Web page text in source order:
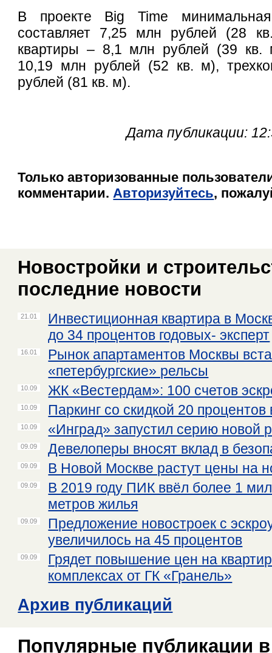
В проекте Big Time
составляет 7,25 млн рублей (28
квартиры – 8,1 млн рублей (39 кв.
10,19 млн рублей (52 кв. м),
рублей (81 кв. м).
Дата публикации:
Только авторизованные
комментарии. Авторизуйтесь,
Новостройки и
последние новости
21.01
Инвестиционная квартира в
до 34 процентов годовых- эксперт
16.01
Рынок апартаментов Москвы
«петербургские» рельсы
10.09 ЖК «Вестердам»: 100 счетов
10.09 Паркинг со скидкой 20
10.09 «Инград» запустил серию новой
09.09 Девелоперы вносят вклад в
09.09 В Новой Москве растут цены на
09.09
В 2019 году ПИК ввёл более 1
метров жилья
09.09
Предложение новостроек с
увеличилось на 45 процентов
09.09
Грядет повышение цен на
комплексах от ГК «Гранель»
Архив публикаций
Популярные публикации